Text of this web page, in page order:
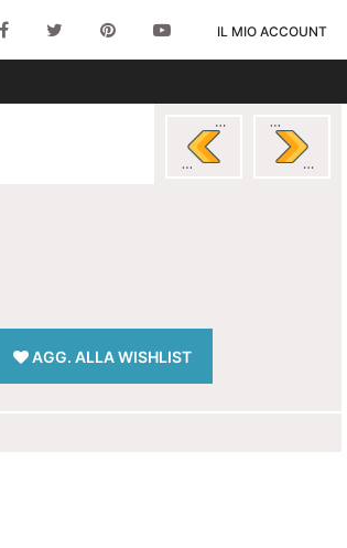
IL MIO ACCOUNT
AGG. ALLA WISHLIST